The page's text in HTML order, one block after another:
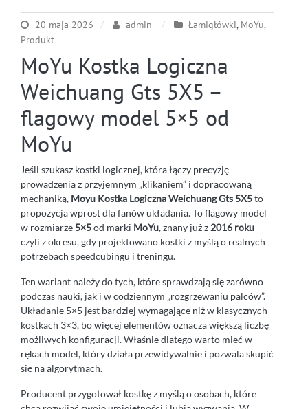
20 maja 2026 admin Łamigłówki, MoYu,
Produkt
MoYu Kostka Logiczna
Weichuang Gts 5X5 –
flagowy model 5×5 od
MoYu
Jeśli szukasz kostki logicznej, która łączy precyzję
prowadzenia z przyjemnym „klikaniem” i dopracowaną
mechaniką, Moyu Kostka Logiczna Weichuang Gts 5X5to
propozycja wprost dla fanów układania. To flagowy model
w rozmiarze5×5od marki MoYu, znany już z 2016 roku –
czyli z okresu, gdy projektowano kostki z myślą o realnych
potrzebach speedcubingu i treningu.
Ten wariant należy do tych, które sprawdzają się zarówno
podczas nauki, jak i w codziennym „rozgrzewaniu palców”.
Układanie 5×5 jest bardziej wymagające niż w klasycznych
kostkach 3×3, bo więcej elementów oznacza większą liczbę
możliwych konfiguracji. Właśnie dlatego warto mieć w
rękach model, który działa przewidywalnie i pozwala skupić
się na algorytmach.
Producent przygotował kostkę z myślą o osobach, które